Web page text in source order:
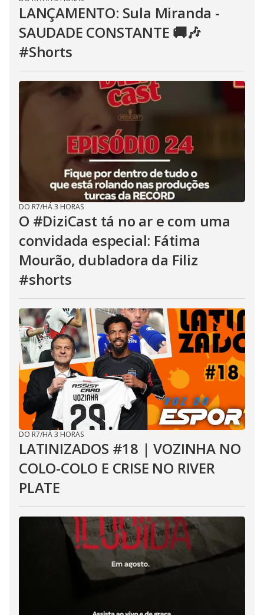
LANÇAMENTO: Sula Miranda -
SAUDADE CONSTANTE 🚚🎶
#Shorts
DO R7/HÁ 3 HORAS
O #DiziCast tá no ar e com uma
convidada especial: Fátima
Mourão, dubladora da Filiz
#shorts
DO R7/HÁ 3 HORAS
LATINIZADOS #18 | VOZINHA NO
COLO-COLO E CRISE NO RIVER
PLATE